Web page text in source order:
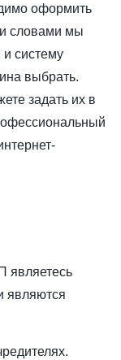
оформить
словами мы
систему
выбрать.
задать их в
являетесь
являются